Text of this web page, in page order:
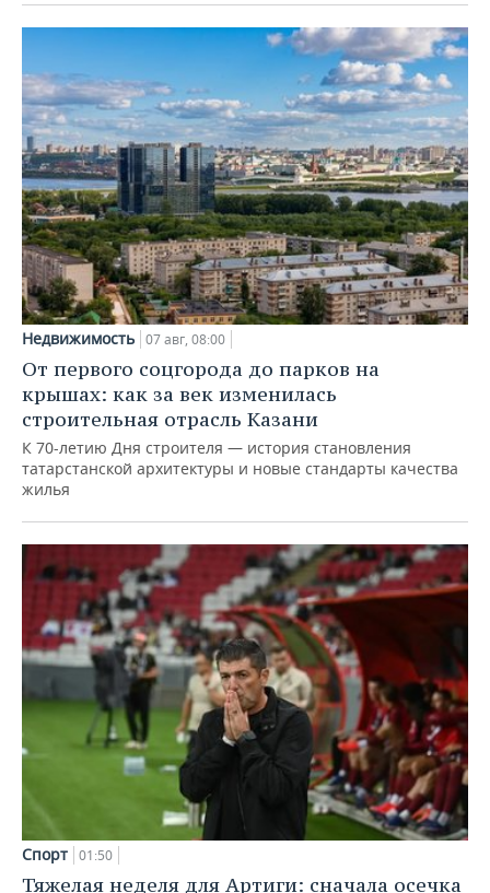
Недвижимость 07 авг, 08:00
От первого соцгорода до парков на
крышах: как за век изменилась
строительная отрасль Казани
К 70-летию Дня строителя — история становления
татарстанской архитектуры и новые стандарты качества
жилья
Спорт 01:50
Тяжелая неделя для Артиги: сначала осечка